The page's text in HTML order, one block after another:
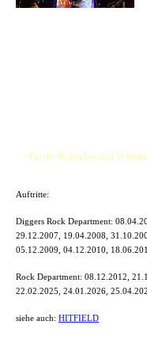
+ Für die Richtigkeit und
Auftritte:
Diggers Rock Department:
29.12.2007, 19.04.2008,
05.12.2009, 04.12.2010,
Rock Department: 08.12.2012,
22.02.2025, 24.01.2026,
siehe auch: HITFIELD